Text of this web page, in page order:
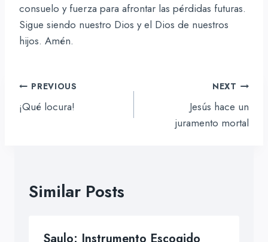
consuelo y fuerza para afrontar las pérdidas futuras.
Sigue siendo nuestro Dios y el Dios de nuestros
hijos. Amén.
Navegación
de
PREVIOUS
¡Qué locura!
NEXT
Jesús hace un
juramento mortal
Similar Posts